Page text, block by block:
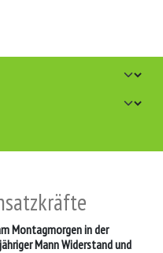
Montagmorgen in der
Mann Widerstand und